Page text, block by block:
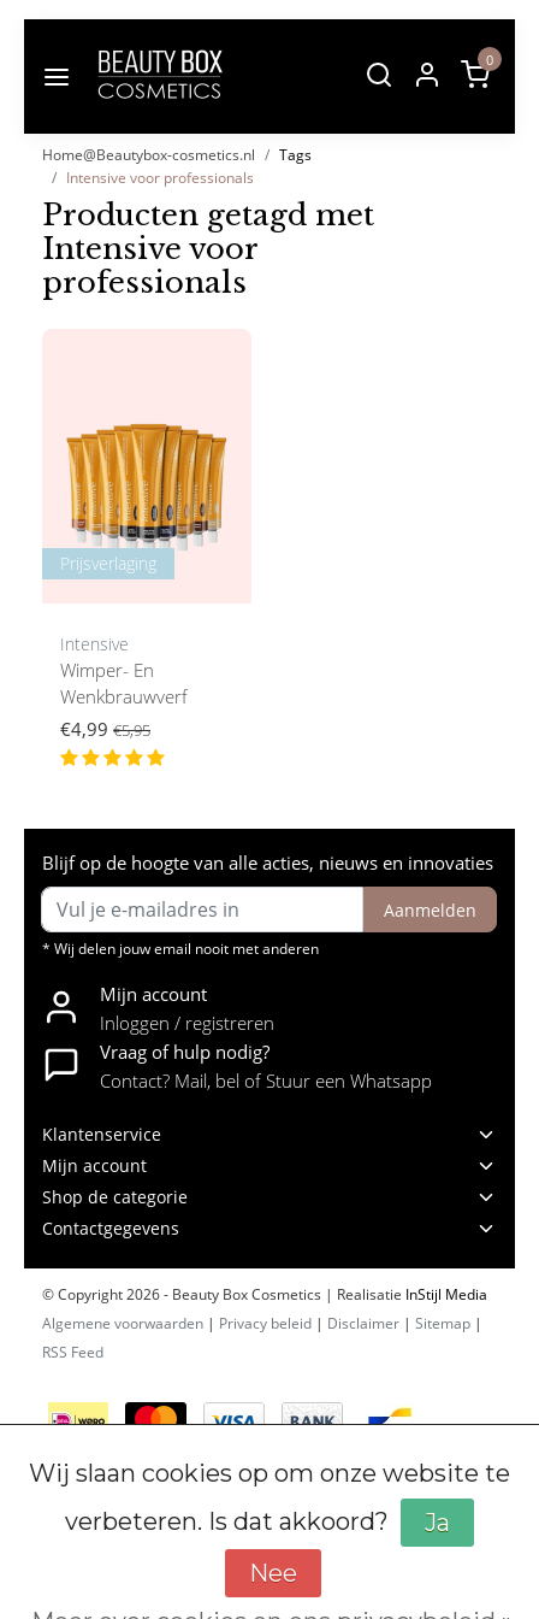
0
Home@Beautybox-cosmetics.nl
Tags
Intensive voor professionals
Producten getagd met
Intensive voor
professionals
Prijsverlaging
Intensive
Wimper- En
Wenkbrauwverf
€4,99 €5,95
Blijf op de hoogte van alle acties, nieuws en innovaties
Aanmelden
* Wij delen jouw email nooit met anderen
Mijn account
Inloggen / registreren
Vraag of hulp nodig?
Contact? Mail, bel of Stuur een Whatsapp
Klantenservice
Mijn account
Shop de categorie
Contactgegevens
© Copyright 2026 - Beauty Box Cosmetics | Realisatie InStijl Media
Algemene voorwaarden | Privacy beleid | Disclaimer | Sitemap |
RSS Feed
Wij slaan cookies op om onze website te
verbeteren. Is dat akkoord?
Ja
Nee